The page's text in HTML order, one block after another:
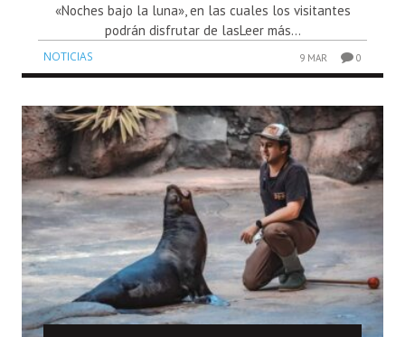
«Noches bajo la luna», en las cuales los visitantes
podrán disfrutar de lasLeer más...
NOTICIAS 9 MAR 0